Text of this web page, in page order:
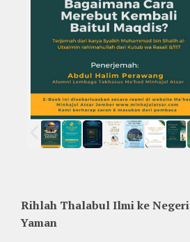
Rihlah Thalabul Ilmi ke Negeri
Yaman